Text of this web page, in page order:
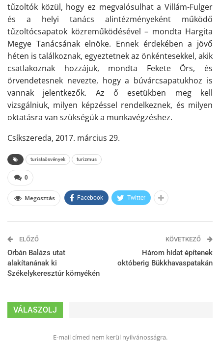
tűzoltók közül, hogy ez megvalósulhat a Villám-Fulger
és a helyi tanács alintézményeként működő
tűzoltócsapatok közreműködésével – mondta Hargita
Megye Tanácsának elnöke. Ennek érdekébena jövő
héten is találkoznak, egyeztetnek az önkéntesekkel, akik
csatlakoznak hozzájuk, mondta Fekete Örs, és
örvendetesnek nevezte, hogy a búvárcsapatukhoz is
vannak jelentkezők. Az ő esetükben meg kell
vizsgálniuk, milyen képzéssel rendelkeznek, és milyen
oktatásra van szükségük a munkavégzéshez.
Csíkszereda, 2017. március 29.
turistaösvények turizmus
0
Megosztás Facebook Twitter
ELŐZŐ
Orbán Balázs utat
alakítanának ki
Székelykeresztúr környékén
KÖVETKEZŐ
Három hidat építenek
októberig Bükkhavaspatakán
VÁLASZOLJ
E-mail címed nem kerül nyilvánosságra.